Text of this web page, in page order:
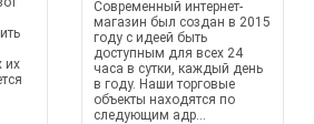
их
Современный интернет-
магазин был создан в 2015
году с идеей быть
доступным для всех 24
часа в сутки, каждый день
в году. Наши торговые
объекты находятся по
следующим адр...